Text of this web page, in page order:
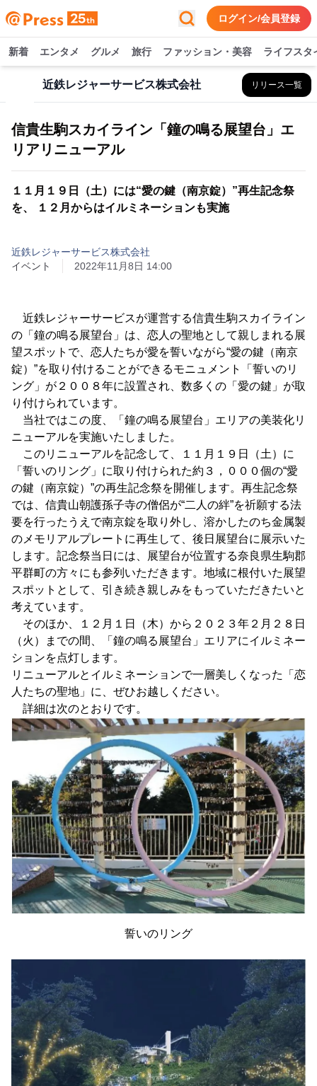
ログイン/会員登録
新着 エンタメ グルメ 旅行 ファッション・美容 ライフスタ
近鉄レジャーサービス株式会社 リリース一覧
信貴生駒スカイライン「鐘の鳴る展望台」エ
リアリニューアル
１１月１９日（土）には“愛の鍵（南京錠）”再生記念祭
を、 １２月からはイルミネーションも実施
近鉄レジャーサービス株式会社
イベント
2022年11月8日 14:00
近鉄レジャーサービスが運営する信貴生駒スカイライン
の「鐘の鳴る展望台」は、恋人の聖地として親しまれる展
望スポットで、恋人たちが愛を誓いながら“愛の鍵（南京
錠）”を取り付けることができるモニュメント「誓いのリ
ング」が２００８年に設置され、数多くの「愛の鍵」が取
り付けられています。
当社ではこの度、「鐘の鳴る展望台」エリアの美装化リ
ニューアルを実施いたしました。
このリニューアルを記念して、１１月１９日（土）に
「誓いのリング」に取り付けられた約３，０００個の“愛
の鍵（南京錠）”の再生記念祭を開催します。再生記念祭
では、信貴山朝護孫子寺の僧侶が“二人の絆”を祈願する法
要を行ったうえで南京錠を取り外し、溶かしたのち金属製
のメモリアルプレートに再生して、後日展望台に展示いた
します。記念祭当日には、展望台が位置する奈良県生駒郡
平群町の方々にも参列いただきます。地域に根付いた展望
スポットとして、引き続き親しみをもっていただきたいと
考えています。
そのほか、１２月１日（木）から２０２３年２月２８日
（火）までの間、「鐘の鳴る展望台」エリアにイルミネー
ションを点灯します。
リニューアルとイルミネーションで一層美しくなった「恋
人たちの聖地」に、ぜひお越しください。
詳細は次のとおりです。
誓いのリング